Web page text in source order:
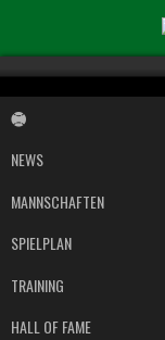
Inhalt
NEWS
MANNSCHAFTEN
SPIELPLAN
TRAINING
HALL OF FAME